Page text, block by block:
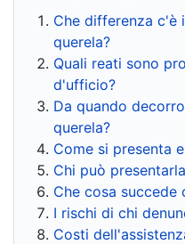
Che differenza c'è
querela?
Quali reati sono
d'ufficio?
Da quando
querela?
Come si presenta
Chi può
Che cosa succede
I rischi di chi
Costi